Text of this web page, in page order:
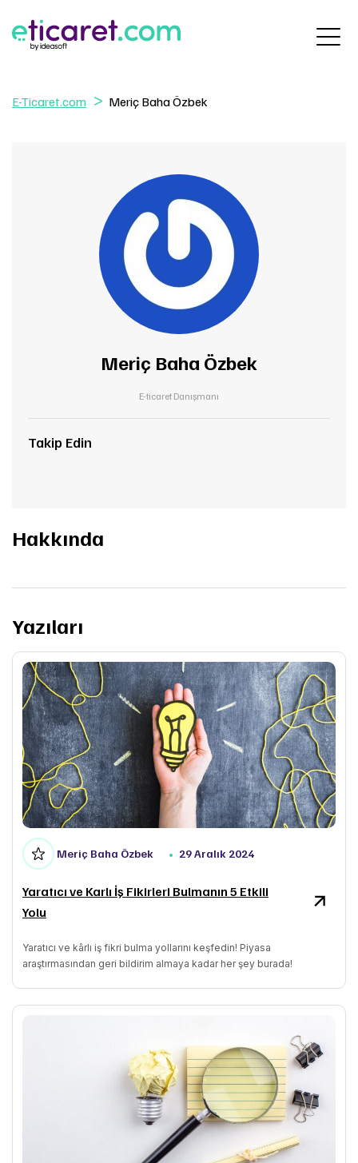
E-Ticaret.com Meriç Baha Özbek
Meriç Baha Özbek
E-ticaret Danışmanı
Takip Edin
Hakkında
Yazıları
Meriç Baha Özbek 29 Aralık 2024
Yaratıcı ve Karlı İş Fikirleri Bulmanın 5 Etkili
Yolu
Yaratıcı ve kârlı iş fikri bulma yollarını keşfedin! Piyasa
araştırmasından geri bildirim almaya kadar her şey burada!